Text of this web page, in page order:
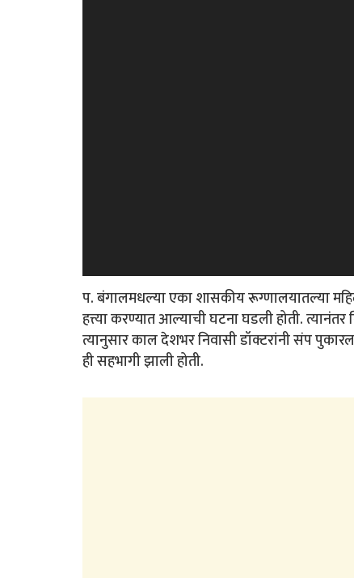
प. बंगालमधल्या एका शासकीय रूग्णालयातल्या
हत्त्या करण्यात आल्याची घटना घडली होती. त्यानंतर
त्यानुसार काल देशभर निवासी डॉक्टरांनी संप
ही सहभागी झाली होती.